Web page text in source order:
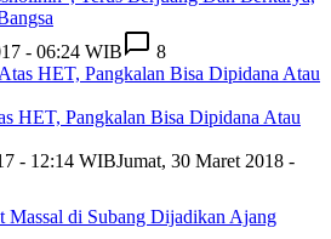
- 06:24 WIB
8
HET, Pangkalan Bisa Dipidana Atau
- 12:14 WIBJumat, 30 Maret 2018 -